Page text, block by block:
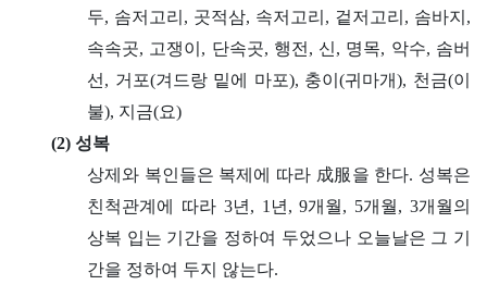
두, 솜저고리, 곳적삼, 속저고리, 겉저고리, 솜바지,
속속곳, 고쟁이, 단속곳, 행전, 신, 명목, 악수, 솜버
선, 거포(겨드랑 밑에 마포), 충이(귀마개), 천금(이
불), 지금(요)
(2) 성복
상제와 복인들은 복제에 따라 成服을 한다. 성복은
친척관계에 따라 3년, 1년, 9개월, 5개월, 3개월의
상복 입는 기간을 정하여 두었으나 오늘날은 그 기
간을 정하여 두지 않는다.